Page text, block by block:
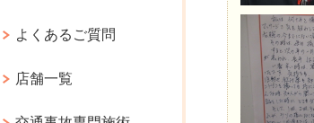
よくあるご質問
店舗一覧